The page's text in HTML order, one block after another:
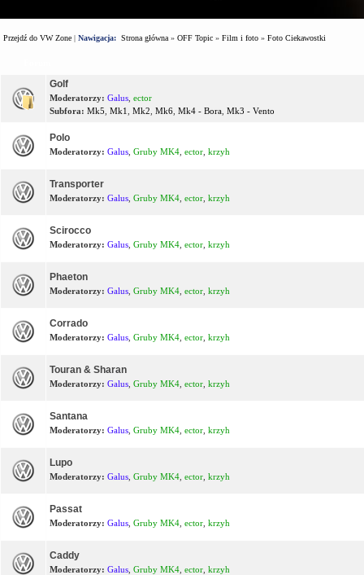
Przejdź do VW Zone | Nawigacja: Strona główna » OFF Topic » Film i foto » Foto Ciekawostki
Golf
Moderatorzy: Galus ector
Subfora: Mk5 Mk1 Mk2 Mk6 Mk4 - Bora Mk3 - Vento
Polo
Moderatorzy: Galus Gruby MK4 ector krzyh
Transporter
Moderatorzy: Galus Gruby MK4 ector krzyh
Scirocco
Moderatorzy: Galus Gruby MK4 ector krzyh
Phaeton
Moderatorzy: Galus Gruby MK4 ector krzyh
Corrado
Moderatorzy: Galus Gruby MK4 ector krzyh
Touran & Sharan
Moderatorzy: Galus Gruby MK4 ector krzyh
Santana
Moderatorzy: Galus Gruby MK4 ector krzyh
Lupo
Moderatorzy: Galus Gruby MK4 ector krzyh
Passat
Moderatorzy: Galus Gruby MK4 ector krzyh
Caddy
Moderatorzy: Galus Gruby MK4 ector krzyh